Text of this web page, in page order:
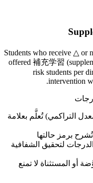
Students who receive △ or
offered 補充学習
risk students per
intervention
التراكمي) تُعلَّم بعلامة
برمز حالتها
لتحقيق الشفافية
أو المستثناة لا تمنع